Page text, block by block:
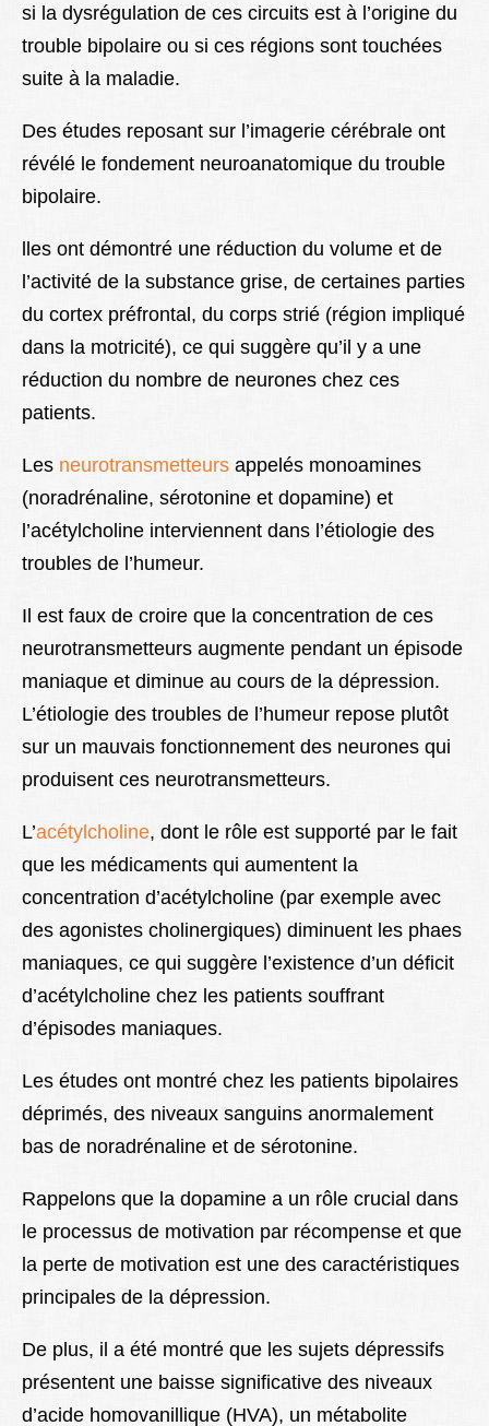
si la dysrégulation de ces circuits est à l’origine du
trouble bipolaire ou si ces régions sont touchées
suite à la maladie.
Des études reposant sur l’imagerie cérébrale ont
révélé le fondement neuroanatomique du trouble
bipolaire.
lles ont démontré une réduction du volume et de
l’activité de la substance grise, de certaines parties
du cortex préfrontal, du corps strié (région impliqué
dans la motricité), ce qui suggère qu’il y a une
réduction du nombre de neurones chez ces
patients.
Les neurotransmetteurs appelés monoamines
(noradrénaline, sérotonine et dopamine) et
l’acétylcholine interviennent dans l’étiologie des
troubles de l’humeur.
Il est faux de croire que la concentration de ces
neurotransmetteurs augmente pendant un épisode
maniaque et diminue au cours de la dépression.
L’étiologie des troubles de l’humeur repose plutôt
sur un mauvais fonctionnement des neurones qui
produisent ces neurotransmetteurs.
L’acétylcholine, dont le rôle est supporté par le fait
que les médicaments qui aumentent la
concentration d’acétylcholine (par exemple avec
des agonistes cholinergiques) diminuent les phaes
maniaques, ce qui suggère l’existence d’un déficit
d’acétylcholine chez les patients souffrant
d’épisodes maniaques.
Les études ont montré chez les patients bipolaires
déprimés, des niveaux sanguins anormalement
bas de noradrénaline et de sérotonine.
Rappelons que la dopamine a un rôle crucial dans
le processus de motivation par récompense et que
la perte de motivation est une des caractéristiques
principales de la dépression.
De plus, il a été montré que les sujets dépressifs
présentent une baisse significative des niveaux
d’acide homovanillique (HVA), un métabolite